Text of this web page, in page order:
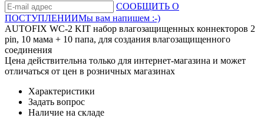
СООБЩИТЬ О
ПОСТУПЛЕНИИМы вам напишем :-)
AUTOFIX WC-2 KIT набор влагозащищенных коннекторов 2
pin, 10 мама + 10 папа, для создания влагозащищенного
соединения
Цена действительна только для интернет-магазина и может
отличаться от цен в розничных магазинах
Характеристики
Задать вопрос
Наличие на складе